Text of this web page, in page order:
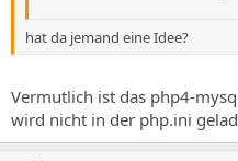
hat da jemand eine Idee?
Vermutlich ist das php4-
wird nicht in der php.ini